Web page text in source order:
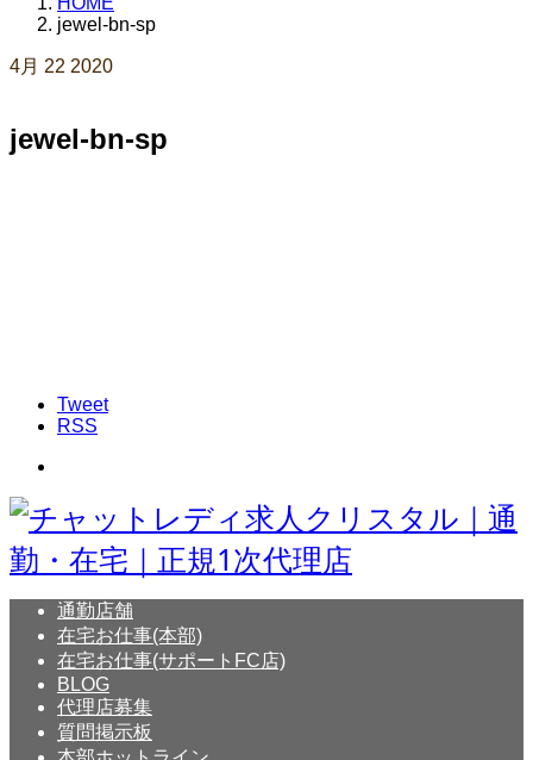
jewel-bn-sp
4月 22 2020
jewel-bn-sp
Tweet
RSS
通勤店舗
在宅お仕事(本部)
在宅お仕事(サポートFC店)
BLOG
代理店募集
質問掲示板